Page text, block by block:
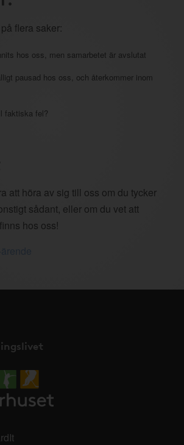
flera saker:
hos oss, men samarbetet är avslutat
pausad hos oss, och återkommer inom
faktiska fel?
att höra av sig till oss om du tycker
sådant, eller om du vet att
hos oss!